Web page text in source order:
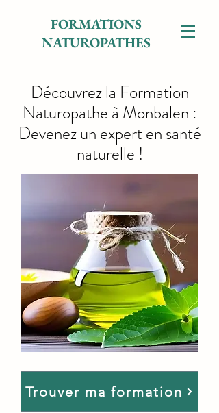
FORMATIONS
NATUROPATHES
Découvrez la Formation
Naturopathe à Monbalen :
Devenez un expert en santé
naturelle !
Trouver ma formation